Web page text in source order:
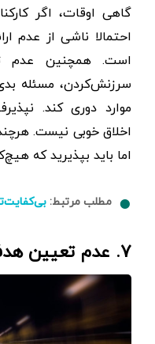
گاهی اوقات، اگر
احتمالا ناشی از عدم
است. همچنین عدم
سرزنش‌کردن، مسئله
موارد دوری کند.
اخلاق خوبی نیست.
اما باید بپذیرید که
مطلب مرتبط:
۷. عدم تعیین هدف‌ها